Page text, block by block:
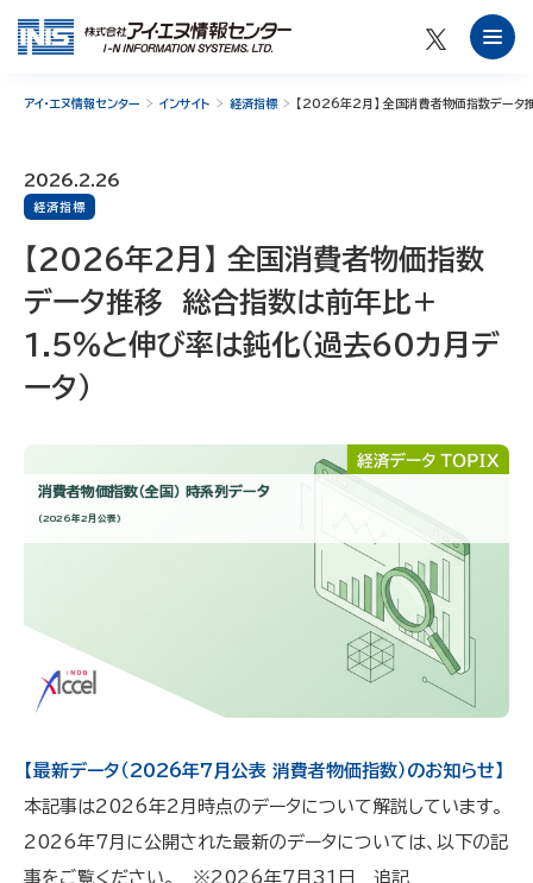
アイ・エヌ情報センター インサイト 経済指標 【2026年2月】 全国消費者物価指数データ
2026.2.26
経済指標
【2026年2月】 全国消費者物価指数
データ推移 総合指数は前年比＋
1.5％と伸び率は鈍化（過去60カ月デ
ータ）
消費者物価指数（全国） 時系列データ
（2026年2月公表）
【最新データ（2026年7月公表 消費者物価指数）のお知らせ】
本記事は2026年2月時点のデータについて解説しています。
2026年7月に公開された最新のデータについては、以下の記
事をご覧ください。 ※2026年7月31日 追記